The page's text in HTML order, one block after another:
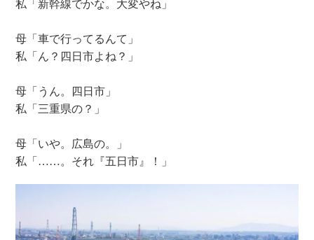
私「新幹線でかな。大変やね」
母「車で行ってるんて」
私「ん？四日市よね？」
母「うん。四日市」
私「三重県の？」
母「いや。広島の。」
私「……。それ『五日市』！」